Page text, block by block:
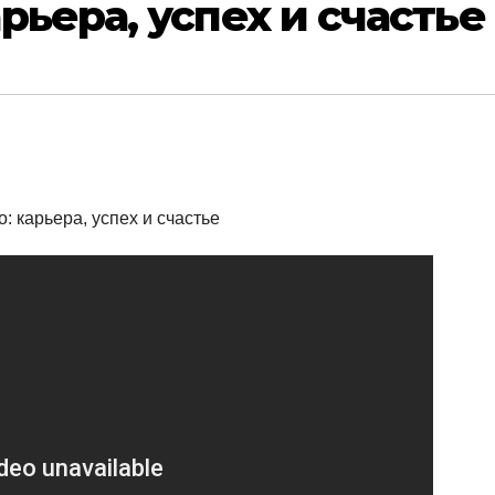
успех и счастье